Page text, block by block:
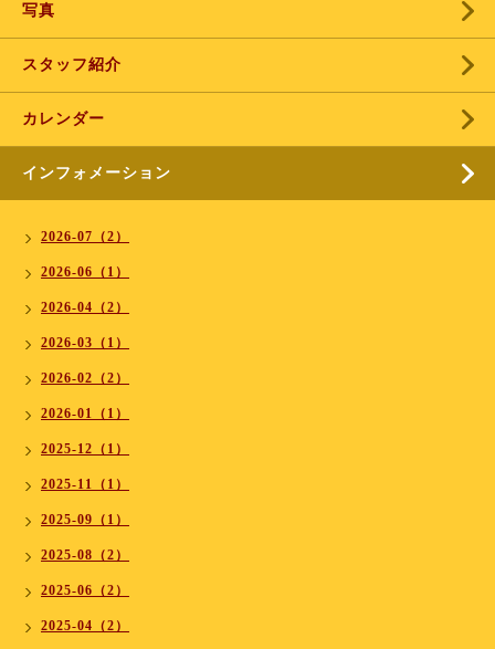
写真
スタッフ紹介
カレンダー
インフォメーション
2026-07（2）
2026-06（1）
2026-04（2）
2026-03（1）
2026-02（2）
2026-01（1）
2025-12（1）
2025-11（1）
2025-09（1）
2025-08（2）
2025-06（2）
2025-04（2）